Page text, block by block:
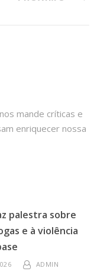
mande críticas e
enriquecer nossa
palestra sobre
e à violência
ADMIN